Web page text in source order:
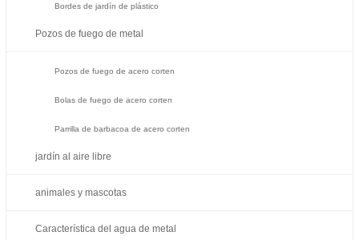
Bordes de jardín de plástico
Pozos de fuego de metal
Pozos de fuego de acero corten
Bolas de fuego de acero corten
Parrilla de barbacoa de acero corten
jardín al aire libre
animales y mascotas
Característica del agua de metal